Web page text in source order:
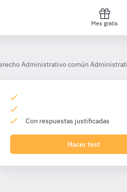
Mes gratis
Administrativo común
Con respuestas justificadas
Hacer test